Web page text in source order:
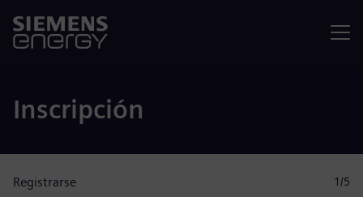
Inscripción
Registrarse 1 /5